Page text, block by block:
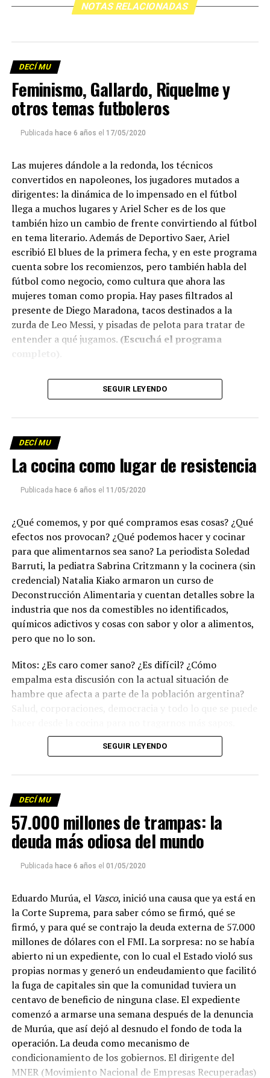
NOTAS RELACIONADAS
DECÍ MU
Feminismo, Gallardo, Riquelme y
otros temas futboleros
Publicada hace 6 años el 17/05/2020
Las mujeres dándole a la redonda, los técnicos
convertidos en napoleones, los jugadores mutados a
dirigentes: la dinámica de lo impensado en el fútbol
llega a muchos lugares y Ariel Scher es de los que
también hizo un cambio de frente convirtiendo al fútbol
en tema literario. Además de Deportivo Saer, Ariel
escribió El blues de la primera fecha, y en este programa
cuenta sobre los recomienzos, pero también habla del
fútbol como negocio, como cultura que ahora las
mujeres toman como propia. Hay pases filtrados al
presente de Diego Maradona, tacos destinados a la
zurda de Leo Messi, y pisadas de pelota para tratar de
entender a qué jugamos. (Escuchá el programa
Descargar los archivos de audio:Bloque 1/Bloque 2
Descargar el programa
La reproducción de este programa es libre. Sólo tenés
que mandar un mail a
emitir todos los programas de Decí MU
SEGUIR LEYENDO
DECÍ MU
La cocina como lugar de resistencia
Publicada hace 6 años el 11/05/2020
¿Qué comemos, y por qué compramos esas cosas? ¿Qué
efectos nos provocan? ¿Qué podemos hacer y cocinar
para que alimentarnos sea sano? La periodista Soledad
Barruti, la pediatra Sabrina Critzmann y la cocinera (sin
credencial) Natalia Kiako armaron un curso de
Deconstrucción Alimentaria y cuentan detalles sobre la
industria que nos da comestibles no identificados,
químicos adictivos y cosas con sabor y olor a alimentos,
pero que no lo son.
Mitos: ¿Es caro comer sano? ¿Es difícil? ¿Cómo
empalma esta discusión con la actual situación de
hambre que afecta a parte de la población argentina?
Salud, corporaciones, democracia y todo lo que se puede
(Escuchá el programa completo).
Foto: Martina Perosa
Descargar el programa
La reproducción de este programa es libre. Sólo tenés
que mandar un mail ainfolavaca@yahoo.com.ar
emitir todos los programas de Decí MU
SEGUIR LEYENDO
DECÍ MU
57.000 millones de trampas: la
deuda más odiosa del mundo
Publicada hace 6 años el 01/05/2020
Eduardo Murúa, el Vasco, inició una causa que ya está en
la Corte Suprema, para saber cómo se firmó, qué se
firmó, y para qué se contrajo la deuda externa de 57.000
millones de dólares con el FMI. La sorpresa: no se había
abierto ni un expediente, con lo cual el Estado violó sus
propias normas y generó un endeudamiento que facilitó
la fuga de capitales sin que la comunidad tuviera un
centavo de beneficio de ninguna clase. El expediente
comenzó a armarse una semana después de la denuncia
de Murúa, que así dejó al desnudo el fondo de toda la
operación. La deuda como mecanismo de
condicionamiento de los gobiernos. El dirigente del
MNER (Movimiento Nacional de Empresas Recuperadas)